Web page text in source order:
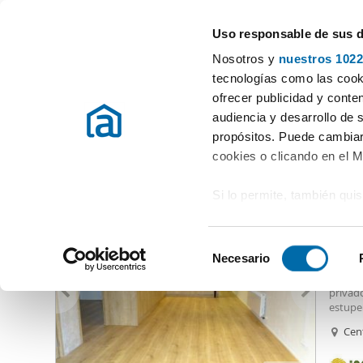
Uso responsable de sus
Nosotros y nuestros
tecnologías como las
ofrecer publicidad y
audiencia y desarrollo de
propósitos. Puede
cookies o clicando en el
Si lo permite, también
Identificar su
Obtenga más
preferencias en la
en la Declaración de
e
c
c
Necesario
Elegir distrito
Alquiler pisos La Rioja Alquiler pisos Logroño Alquiler
Alquiler piso obra nueva Logroño (2 viviendas)